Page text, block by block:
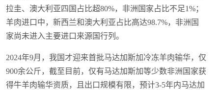
拉圭、澳大利亚四国占比超80%，非洲国家占比不足1%；
羊肉进口中，新西兰和澳大利亚占比高达98.7%，非洲国
家尚未进入主要进口来源国行列。
2024年9月，我国才迎来首批马达加斯加冷冻羊肉输华，仅
900余公斤，截至目前，仅有马达加斯加等少数非洲国家获
得牛羊肉输华资质，且出口规模有限，预计3-5年内马达加